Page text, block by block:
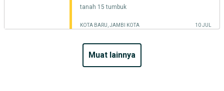
tanah 15 tumbuk
KOTA BARU, JAMBI KOTA 10 JUL
muat lainnya